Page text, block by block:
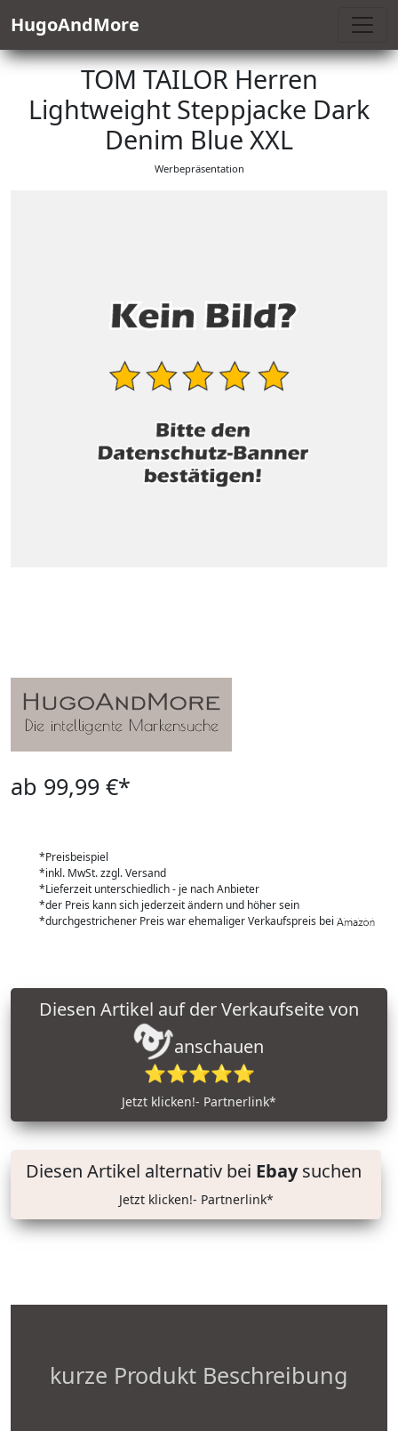
HugoAndMore
TOM TAILOR Herren
Lightweight Steppjacke Dark
Denim Blue XXL
Werbepräsentation
ab 99,99 €*
*Preisbeispiel
*inkl. MwSt. zzgl. Versand
*Lieferzeit unterschiedlich - je nach Anbieter
*der Preis kann sich jederzeit ändern und höher sein
*durchgestrichener Preis war ehemaliger Verkaufspreis bei
anschauen
⭐⭐⭐⭐⭐
Jetzt klicken!- Partnerlink*
Diesen Artikel alternativ bei Ebaysuchen
Jetzt klicken!- Partnerlink*
kurze Produkt Beschreibung